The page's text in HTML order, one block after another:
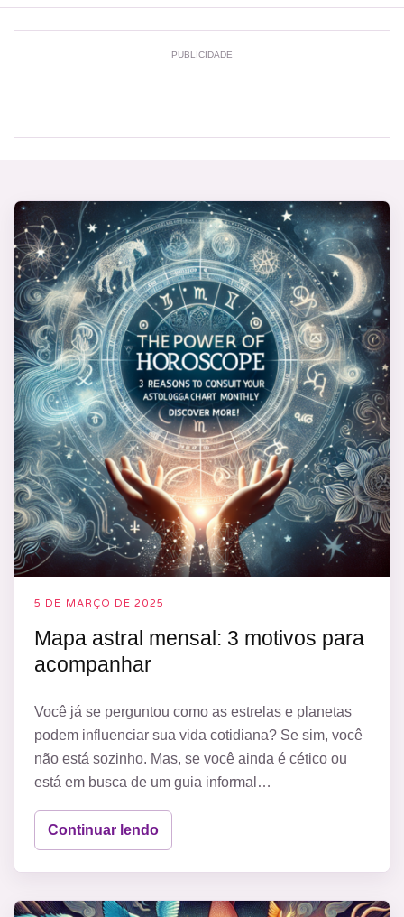
PUBLICIDADE
5 DE MARÇO DE 2025
Mapa astral mensal: 3 motivos para
acompanhar
Você já se perguntou como as estrelas e planetas
podem influenciar sua vida cotidiana? Se sim, você
não está sozinho. Mas, se você ainda é cético ou
está em busca de um guia informal…
Continuar lendo